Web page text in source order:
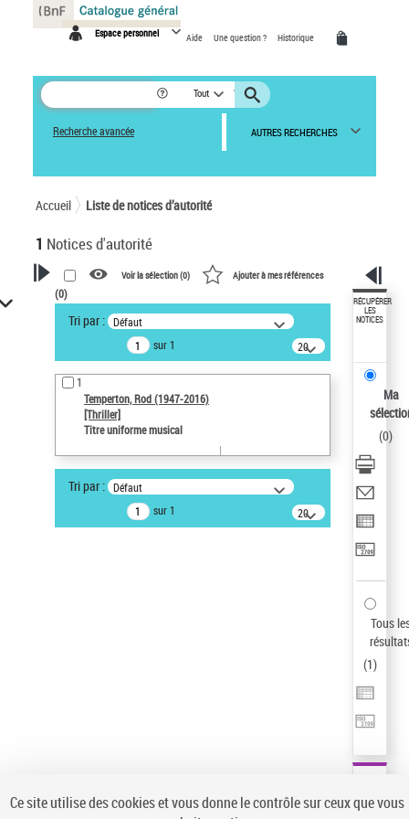
Espace personnel Aide Une question ? Historique
Tout
Recherche avancée AUTRES RECHERCHES
Accueil Liste de notices d’autorité
1 Notices d'autorité
VOTRE RECHERCHE
Recherche avancée dans les
notices d’autorité
Œuvres liées à l'auteur :
Temperton, Rod (1947-2016)
Type de notice d'autorité
Type de notice d'autorité
Voir la sélection (0) Ajouter à mes références
(0)
Tri par : Défaut
sur 1
20
résultats/page
1
Temperton, Rod (1947-2016)
[Thriller]
Titre uniforme musical
Tri par : Défaut
sur 1
20
résultats/page
RÉCUPÉRER
LES
NOTICES
Ma
(0)
Tous
(1)
Panneau de gestion des cookies
Ce site utilise des cookies et vous donne le contrôle sur ceux que vous